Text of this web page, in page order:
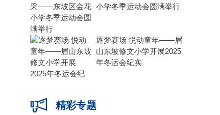
小学冬季运动会圆满举行
逐梦赛场 悦动童年——眉
山东坡修文小学开展2025
年冬运会纪实
精彩专题